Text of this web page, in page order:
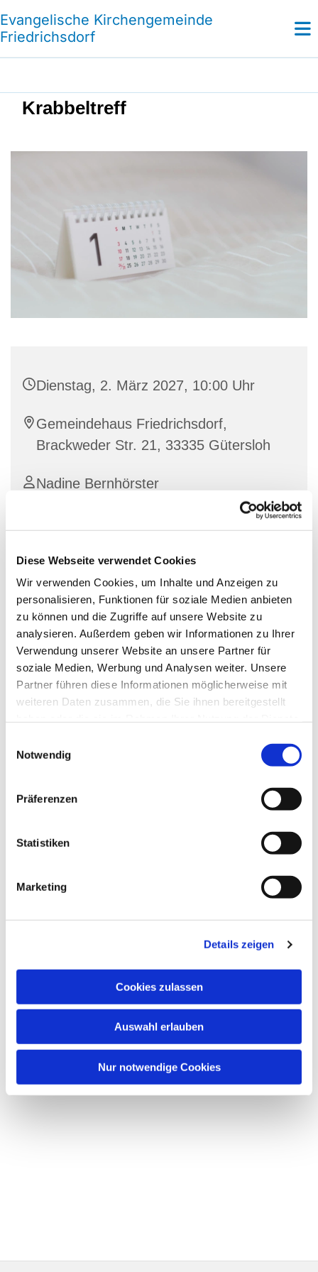
Diese Webseite verwendet Cookies
Wir verwenden Cookies, um Inhalte und Anzeigen zu
personalisieren, Funktionen für soziale Medien anbieten
zu können und die Zugriffe auf unsere Website zu
analysieren. Außerdem geben wir Informationen zu Ihrer
Verwendung unserer Website an unsere Partner für
soziale Medien, Werbung und Analysen weiter. Unsere
Partner führen diese Informationen möglicherweise mit
weiteren Daten zusammen, die Sie ihnen bereitgestellt
Notwendig
Präferenzen
Statistiken
Marketing
Details zeigen
Cookies zulassen
Auswahl erlauben
Nur notwendige Cookies
Evangelische Kirchengemeinde
Friedrichsdorf
Krabbeltreff
Dienstag, 2. März 2027, 10:00 Uhr
Gemeindehaus Friedrichsdorf,
Brackweder Str. 21, 33335 Gütersloh
Nadine Bernhörster
Dies könnte Sie auch